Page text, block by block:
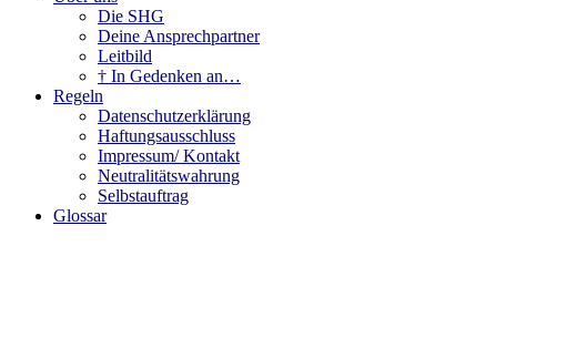
Die SHG
Deine Ansprechpartner
Leitbild
† In Gedenken an…
Regeln
Datenschutzerklärung
Haftungsausschluss
Impressum/ Kontakt
Neutralitätswahrung
Selbstauftrag
Glossar